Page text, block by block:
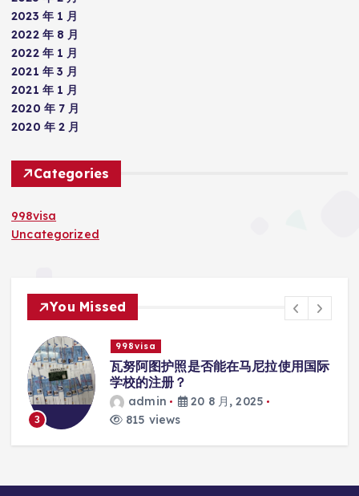
2023 年 1 月
2022 年 8 月
2022 年 1 月
2021 年 3 月
2021 年 1 月
2020 年 7 月
2020 年 2 月
Categories
998visa
Uncategorized
You Missed
3
998visa
瓦努阿图护照是否能在马尼拉使用国际
学校的注册？
admin
20 8 月, 2025
815 views